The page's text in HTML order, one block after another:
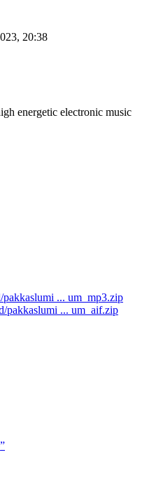
20:38
energetic electronic music
... um_mp3.zip
pakkaslumi ... um_aif.zip